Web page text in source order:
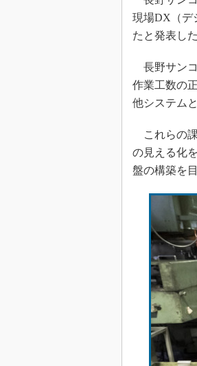
現場DX（デ
たと発表した
長野サンコ
作業工数の
他システム
これらの課
の見える化
盤の構築を